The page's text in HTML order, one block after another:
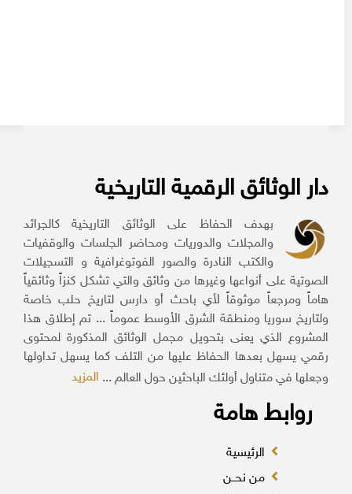
دار الوثائق الرقمية التاريخية
بهدف الحفاظ على الوثائق التاريخية كالجرائد
والمجلات والدوريات ومحاضر الجلسات والوقفيات
والكتب النادرة والصور الفوتوغرافية و التسجيلات
الصوتية على أنواعها وغيرها من وثائق والتي تشكل كنزاً وثائقياً
هاماً ومرجعاً موثوقاً لأي باحث أو دارس لتاريخ حلب خاصة
ولتاريخ سوريا ومنطقة الشرق الأوسط عموماً ... تم إطلاق هذا
المشروع الذي يعنى بتحويل مجمل الوثائق المذكورة لمحتوى
رقمي يسهل بعدها الحفاظ عليها من التلف كما يسهل تداولها
وجعلها في متناول أولئك الباحثين حول العالم ...المزيد
روابط هامة
الرئيسية
من نحــن